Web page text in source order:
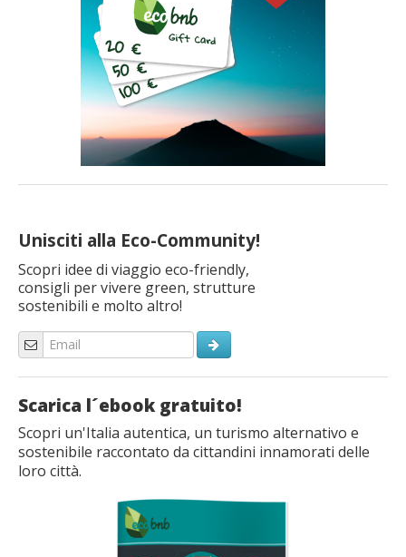
Unisciti alla Eco-Community!
Scopri idee di viaggio eco-friendly,
consigli per vivere green, strutture
sostenibili e molto altro!
Scarica l´ebook gratuito!
Scopri un'Italia autentica, un turismo alternativo e
sostenibile raccontato da cittandini innamorati delle
loro città.